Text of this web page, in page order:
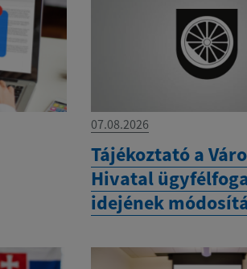
07.08.2026
Tájékoztató a
Hivatal
idejének